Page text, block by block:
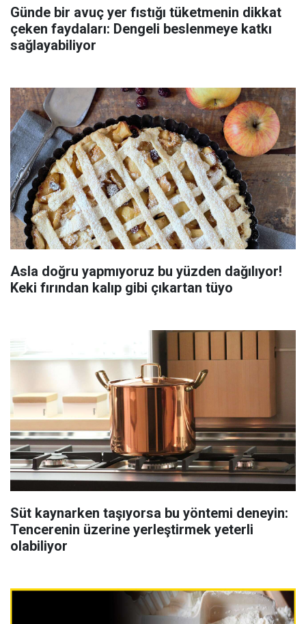
Günde bir avuç yer fıstığı tüketmenin dikkat
çeken faydaları: Dengeli beslenmeye katkı
sağlayabiliyor
Asla doğru yapmıyoruz bu yüzden dağılıyor!
Keki fırından kalıp gibi çıkartan tüyo
Süt kaynarken taşıyorsa bu yöntemi deneyin:
Tencerenin üzerine yerleştirmek yeterli
olabiliyor